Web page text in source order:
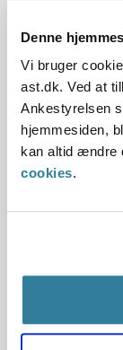
Denne
Vi bruger
ast.dk. Ved at
Ankestyrelsen
hjemmesiden,
kan altid ændre
cookies.
Sektorlovgivningen
Statsforvaltningen
Aabenraa
bygningstilskud
der i
ikke var i strid
fremfor